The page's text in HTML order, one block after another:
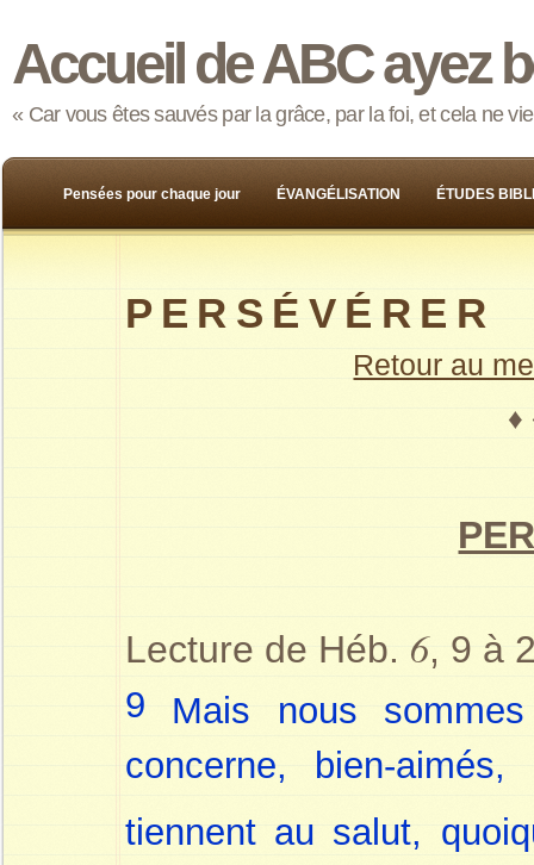
Accueil de ABC ayez
« Car vous êtes sauvés par la grâce, par la foi, et cela ne
Pensées pour chaque jour ÉVANGÉLISATION ÉTUDES
P E R S É V É R E R
Retour au
♦
Lecture de Héb. 6, 9 à
9 Mais nous
concerne, bien-
tiennent au salut,